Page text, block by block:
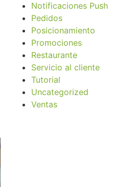
Notificaciones Push
Pedidos
Posicionamiento
Promociones
Restaurante
Servicio al cliente
Tutorial
Uncategorized
Ventas